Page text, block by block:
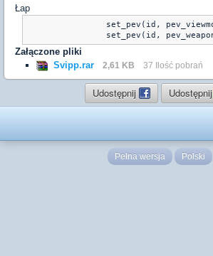
Łap
Załączone pliki
Svipp.rar
2,61 KB 37 Ilość pobrań
Udostępnij Udostępnij
Pełna wersja Polski